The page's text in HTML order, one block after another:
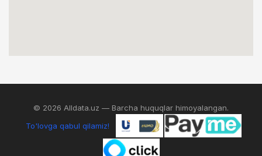
© 2026 Alldata.uz — Barcha huquqlar himoyalangan.
To'lovga qabul qilamiz!